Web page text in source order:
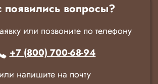
появились вопросы?
или позвоните по телефону
+7 (800) 700-68-94
или напишите на почту